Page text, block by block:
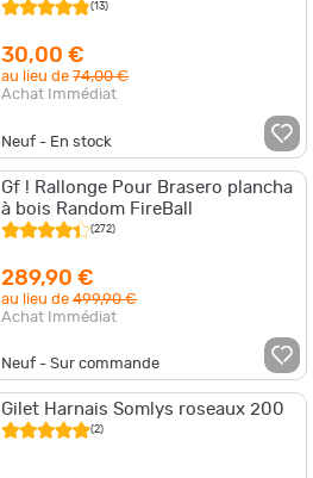
(13)
30,00 €
au lieu de74,00 €
Achat Immédiat
Neuf - En stock
Gf ! Rallonge Pour Brasero plancha
à bois Random FireBall
(272)
289,90 €
au lieu de499,90 €
Achat Immédiat
Neuf - Sur commande
Gilet Harnais Somlys roseaux 200
(2)